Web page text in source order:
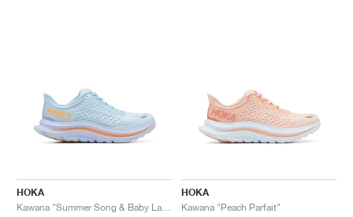
HOKA
HOKA
Kawana "Peach Parfait"